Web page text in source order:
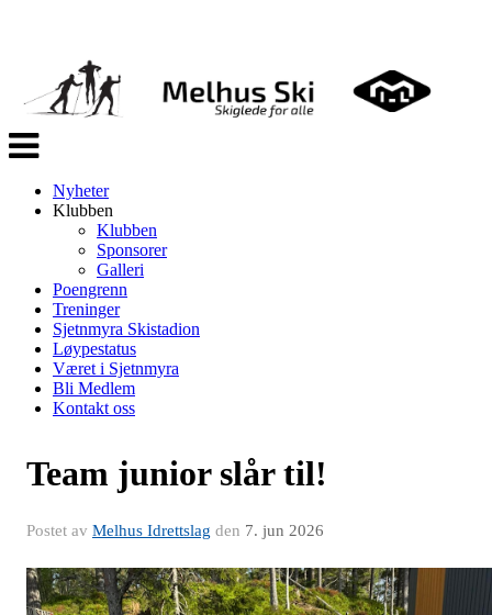
Veksle
navigasjon
Nyheter
Klubben
Klubben
Sponsorer
Galleri
Poengrenn
Treninger
Sjetnmyra Skistadion
Løypestatus
Været i Sjetnmyra
Bli Medlem
Kontakt oss
Team junior slår til!
Postet av Melhus Idrettslag den 7. jun 2026